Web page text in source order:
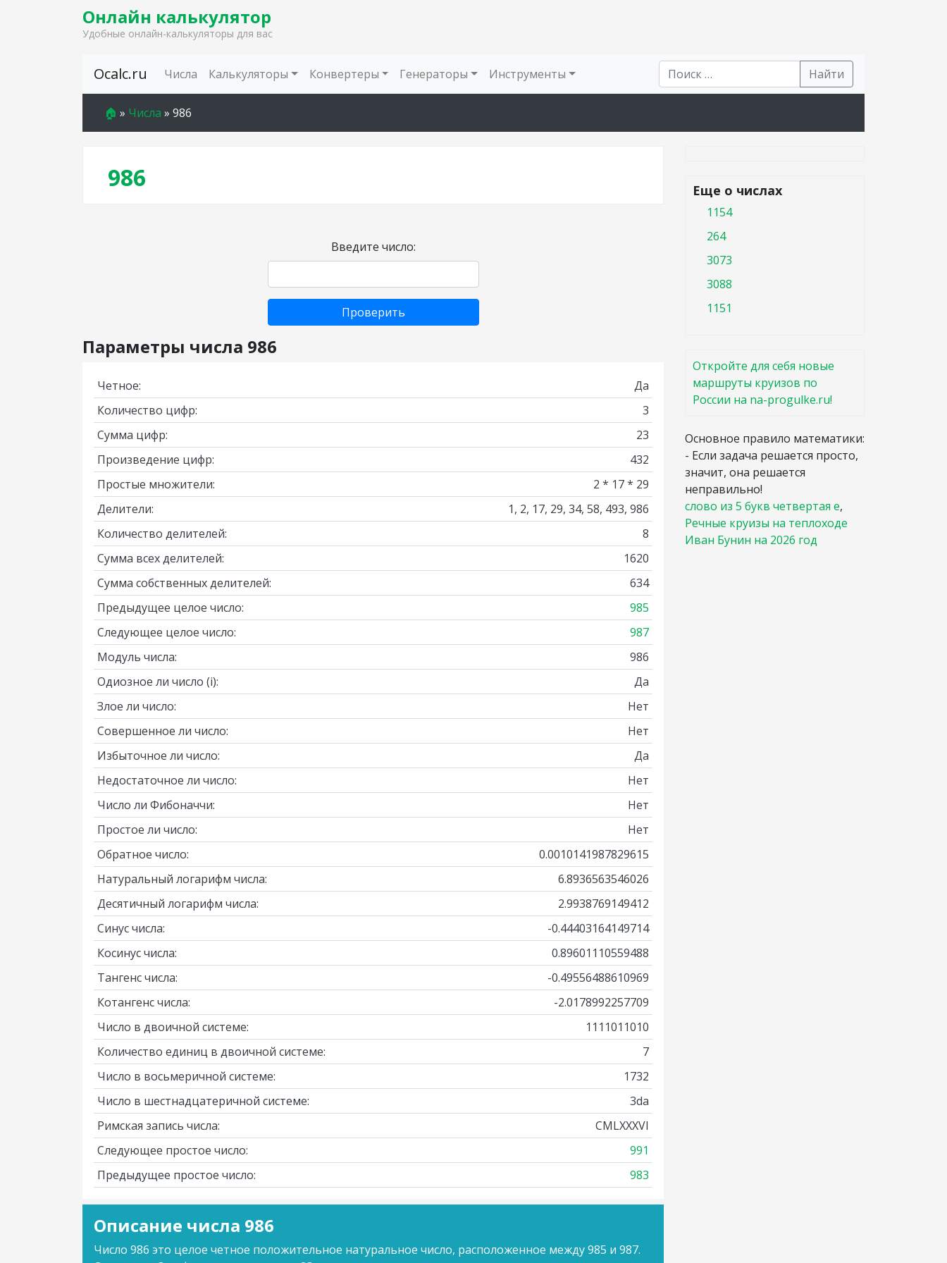
Онлайн калькулятор
Удобные онлайн-калькуляторы для вас
Ocalc.ru Числа Калькуляторы Конвертеры Генераторы Инструменты Найти
🏠 » Числа » 986
986
Введите число:
Проверить
Параметры числа 986
Четное:
Да
Количество цифр:
3
Сумма цифр:
23
Произведение цифр:
432
Простые множители:
2 * 17 * 29
Делители:
1, 2, 17, 29, 34, 58, 493, 986
Количество делителей:
8
Сумма всех делителей:
1620
Сумма собственных делителей:
634
Предыдущее целое число:
985
Следующее целое число:
987
Модуль числа:
986
Одиозное ли число (i):
Да
Злое ли число:
Нет
Совершенное ли число:
Нет
Избыточное ли число:
Да
Недостаточное ли число:
Нет
Число ли Фибоначчи:
Нет
Простое ли число:
Нет
Обратное число:
0.0010141987829615
Натуральный логарифм числа:
6.8936563546026
Десятичный логарифм числа:
2.9938769149412
Синус числа:
-0.44403164149714
Косинус числа:
0.89601110559488
Тангенс числа:
-0.49556488610969
Котангенс числа:
-2.0178992257709
Число в двоичной системе:
1111011010
Количество единиц в двоичной системе:
7
Число в восьмеричной системе:
1732
Число в шестнадцатеричной системе:
3da
Римская запись числа:
CMLXXXVI
Следующее простое число:
991
Предыдущее простое число:
983
Описание числа 986
Число 986 это целое четное положительное натуральное число, расположенное между 985 и 987.
Еще о числах
1154
264
3073
3088
1151
Откройте для себя новые
маршруты круизов по
России на na-progulke.ru!
Основное правило математики:
- Если задача решается просто,
значит, она решается
неправильно!
слово из 5 букв четвертая е,
Речные круизы на теплоходе
Иван Бунин на 2026 год